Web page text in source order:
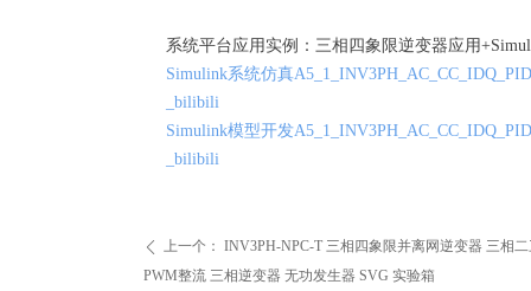
ꄴ 上一个： INV3PH-NPC-T 三相四象限并离网逆变器 三相
PWM整流 三相逆变器 无功发生器 SVG 实验箱
系统平台应用实例：三相四象限逆变器应用
Simulink系统仿真
_bilibili
Simulink模型开发
_bilibili